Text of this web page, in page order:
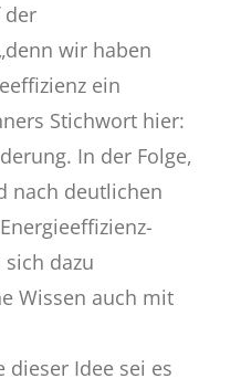
der
wir haben
ein
Stichwort hier:
In der Folge,
nach deutlichen
dazu
Wissen auch mit
dieser Idee sei es